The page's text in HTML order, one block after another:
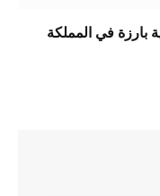
بارزة في المملكة